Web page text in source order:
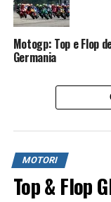
Motogp: Top e Flop
Germania
MOTORI
Top & Flop